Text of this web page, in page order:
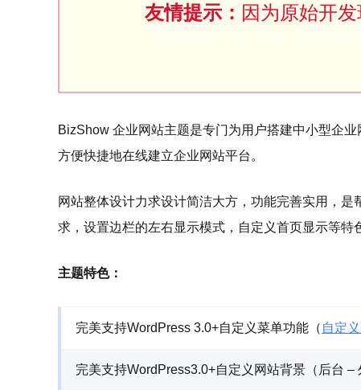
友情提示： 因为原始开
BizShow 企业网站主题是专门为用户搭建中小型企
方便快捷地在线建立企业网站平台。
网站整体设计力求设计简洁大方，功能完善实用，
求，设置边栏的左右显示模式，自定义首页显示等特
主题特色：
完美支持WordPress 3.0+自定义菜单功能（ 自定
完美支持WordPress3.0+自定义网站背景（后台 –